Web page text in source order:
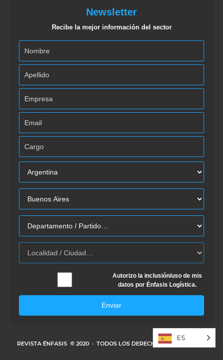
Newsletter
Recibe la mejor información del sector
Autorizo la inclusión/uso de mis
datos por Énfasis Logística.
Enviar
REVISTA ÉNFASIS © 2020 · TODOS LOS DERECHOS RESERVADOS
ES